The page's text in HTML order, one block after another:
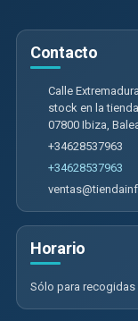
Contacto
Calle
stock en la tienda.
07800 Ibiza
+34628537963
+34628537963
Horario
Sólo para recogidas